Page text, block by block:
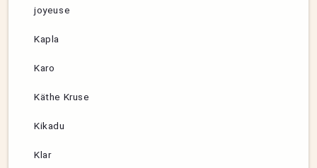
joyeuse
Kapla
Karo
Käthe Kruse
Kikadu
Klar